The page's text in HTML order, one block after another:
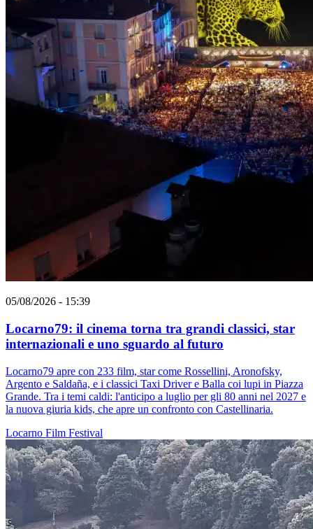
05/08/2026 - 15:39
Locarno79: il cinema torna tra grandi classici, star
internazionali e uno sguardo al futuro
Locarno79 apre con 233 film, star come Rossellini, Aronofsky,
Argento e Saldaña, e i classici Taxi Driver e Balla coi lupi in Piazza
Grande. Tra i temi caldi: l'anticipo a luglio per gli 80 anni nel 2027 e
la nuova giuria kids, che apre un confronto con Castellinaria.
Locarno Film Festival